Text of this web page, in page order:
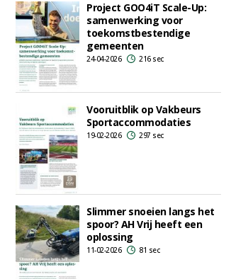
Project GOO4iT Scale-Up:
samenwerking voor
toekomstbestendige
gemeenten
24-04-2026 216 sec
Vooruitblik op Vakbeurs
Sportaccommodaties
19-02-2026 297 sec
Slimmer snoeien langs het
spoor? AH Vrij heeft een
oplossing
11-02-2026 81 sec